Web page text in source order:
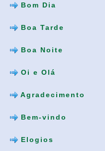
Bom Dia
Boa Tarde
Boa Noite
Oi e Olá
Agradecimento
Bem-vindo
Elogios